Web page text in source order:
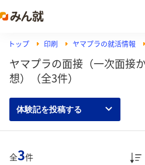
トップ 印刷 ヤマプラの就活情報
ヤマプラの面接（一次面接
想）（全3件）
体験記を投稿する
全3件